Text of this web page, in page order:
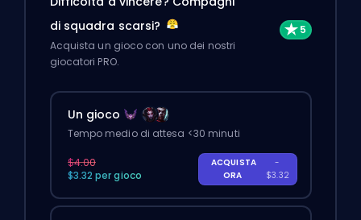
di squadra scarsi?
Acquista un gioco con uno dei nostri
giocatori PRO.
Un gioco
Tempo medio di attesa <30 minuti
$4.00
$3.32 per gioco
ACQUISTA
ORA
-
$3.32